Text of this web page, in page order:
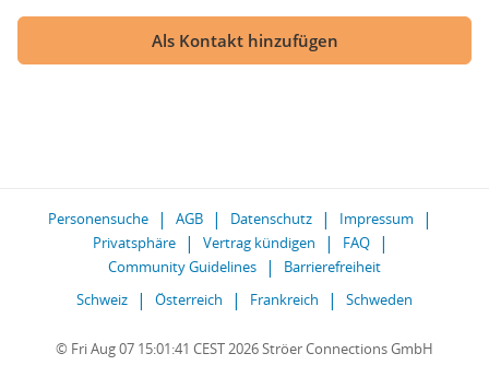
Als Kontakt hinzufügen
Personensuche AGB Datenschutz
Impressum
Privatsphäre
Vertrag kündigen
FAQ
Community Guidelines
Barrierefreiheit
Schweiz
Österreich Frankreich Schweden
© Fri Aug 07 15:01:41 CEST 2026 Ströer Connections GmbH